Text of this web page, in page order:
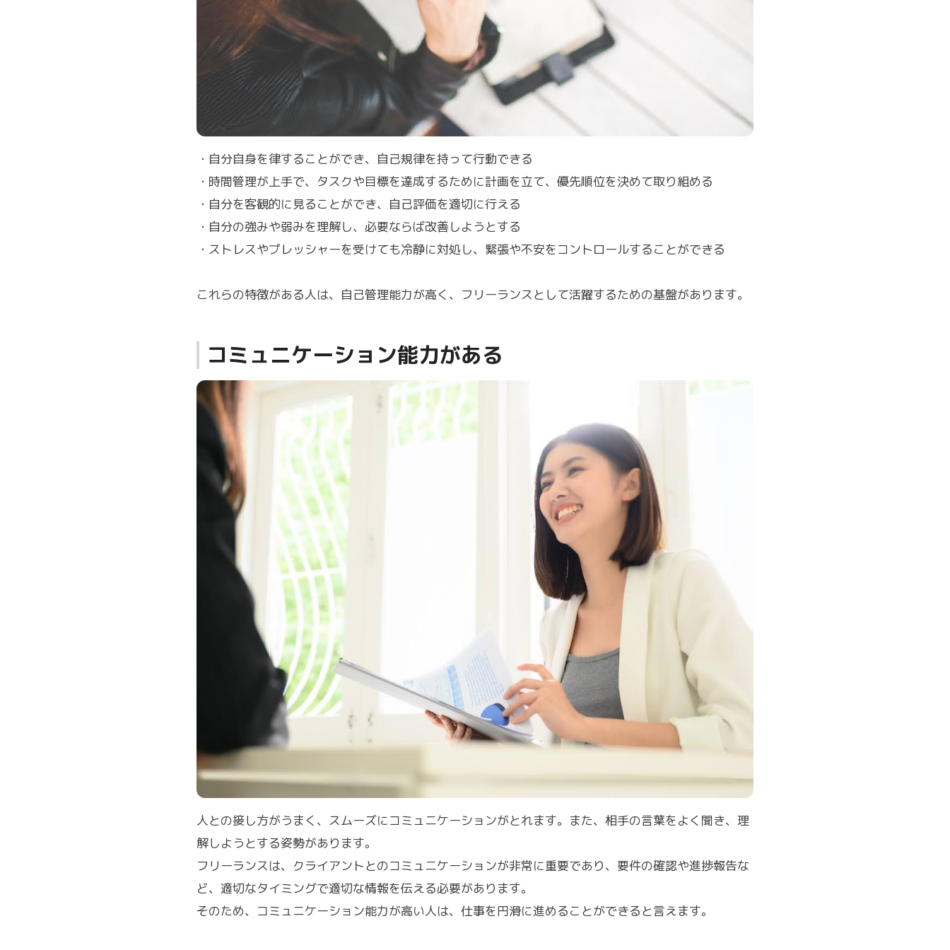
・自分自身を律することができ、自己規律を持って行動できる
・時間管理が上手で、タスクや目標を達成するために計画を立て、優先順位を決めて取り組める
・自分を客観的に見ることができ、自己評価を適切に行える
・自分の強みや弱みを理解し、必要ならば改善しようとする
・ストレスやプレッシャーを受けても冷静に対処し、緊張や不安をコントロールすることができる
これらの特徴がある人は、自己管理能力が高く、フリーランスとして活躍するための基盤があります。
コミュニケーション能力がある
人との接し方がうまく、スムーズにコミュニケーションがとれます。また、相手の言葉をよく聞き、理
解しようとする姿勢があります。
フリーランスは、クライアントとのコミュニケーションが非常に重要であり、要件の確認や進捗報告な
ど、適切なタイミングで適切な情報を伝える必要があります。
そのため、コミュニケーション能力が高い人は、仕事を円滑に進めることができると言えます。